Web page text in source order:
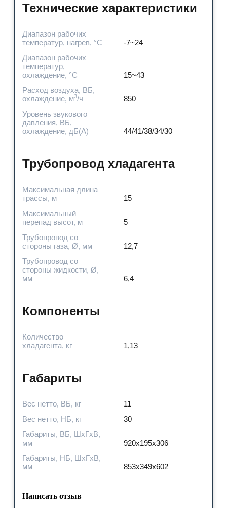
Технические характеристики
Диапазон рабочих
температур, нагрев, °C
-7~24
Диапазон рабочих
температур,
охлаждение, °C
15~43
Расход воздуха, ВБ,
охлаждение, м3/ч
850
Уровень звукового
давления, ВБ,
охлаждение, дБ(А)
44/41/38/34/30
Трубопровод хладагента
Максимальная длина
трассы, м
15
Максимальный
перепад высот, м
5
Трубопровод со
стороны газа, Ø, мм
12,7
Трубопровод со
стороны жидкости, Ø,
мм
6,4
Компоненты
Количество
хладагента, кг
1,13
Габариты
Вес нетто, ВБ, кг
11
Вес нетто, НБ, кг
30
Габариты, ВБ, ШхГхВ,
мм
920x195x306
Габариты, НБ, ШхГхВ,
мм
853x349x602
Написать отзыв